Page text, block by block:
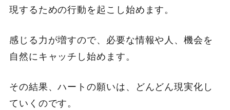
現するための行動を起こし始めます。
感じる力が増すので、必要な情報や人、機会を
自然にキャッチし始めます。
その結果、ハートの願いは、どんどん現実化し
ていくのです。